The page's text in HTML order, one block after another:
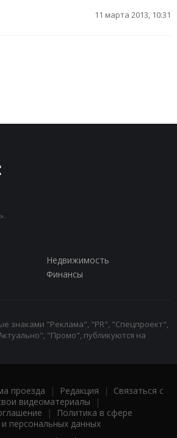
11 марта 2013, 10:31
Недвижимость
Финансы
знаками "Реклама", "PR", "Спецпроект",
"Промо", публикуются на
проезда | Редакция | Связаться с
видеоматериалы |
|
Политика в сфере
персональных данных